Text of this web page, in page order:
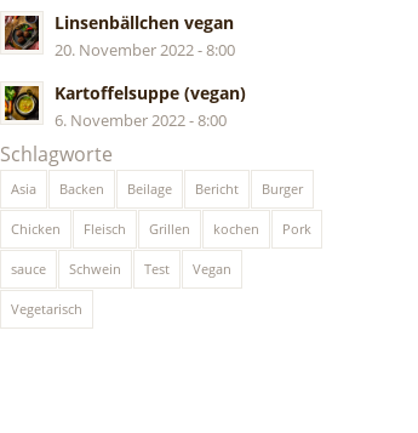
Linsenbällchen vegan
20. November 2022 - 8:00
Kartoffelsuppe (vegan)
6. November 2022 - 8:00
Schlagworte
Asia Backen Beilage Bericht Burger
Chicken Fleisch Grillen kochen Pork
sauce Schwein Test Vegan
Vegetarisch